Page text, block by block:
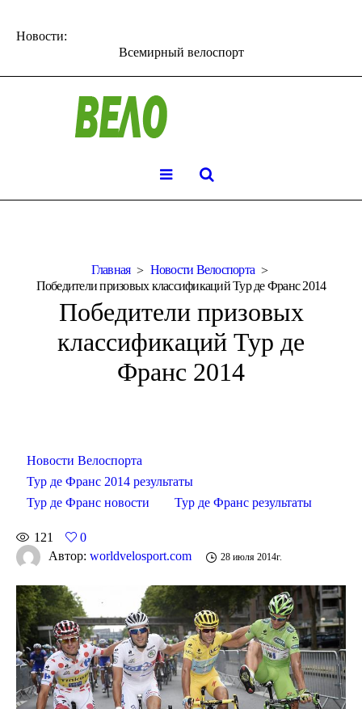
Новости:
Всемирный велоспорт
Главная
Новости Велоспорта
Победители призовых классификаций Тур де Франс 2014
Победители призовых
классификаций Тур де
Франс 2014
Новости Велоспорта
Тур де Франс 2014 результаты
Тур де Франс новости
Тур де Франс результаты
121
0
Автор: worldvelosport.com 28 июля 2014г.